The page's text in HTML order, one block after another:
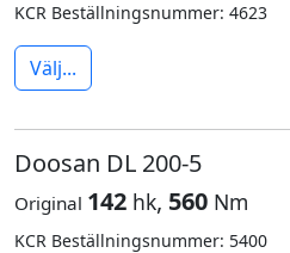
KCR Beställningsnummer: 4623
Välj...
Doosan DL 200-5
Original 142 hk, 560 Nm
KCR Beställningsnummer: 5400